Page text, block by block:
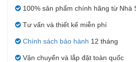
100% sản phẩm chính hãng từ Nhà
Tư vấn và thiết kế miễn phí
Chính sách bảo hành 12 tháng
Vận chuyển và lắp đặt toàn quốc